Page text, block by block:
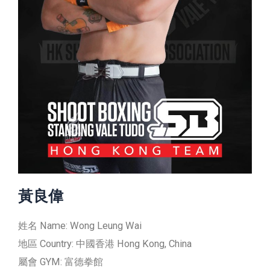
黃良偉
姓名 Name: Wong Leung Wai
地區 Country: 中國香港 Hong Kong, China
屬會 GYM: 富德拳館